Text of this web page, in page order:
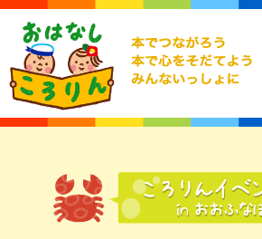
おはなしころりんとは